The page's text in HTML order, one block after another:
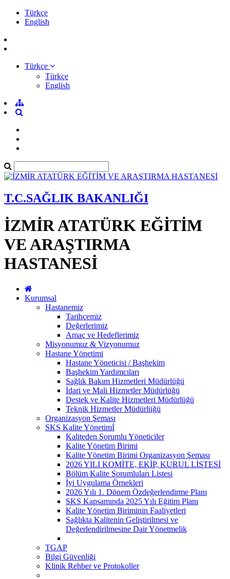
Türkçe
English
Türkçe
Türkçe
English
T.C.SAĞLIK BAKANLIĞI
İZMİR ATATÜRK EĞİTİM
VE ARAŞTIRMA
HASTANESİ
Kurumsal
Hastanemiz
Tarihçemiz
Değerlerimiz
Amaç ve Hedeflerimiz
Misyonumuz & Vizyonumuz
Hastane Yönetimi
Hastane Yöneticisi / Başhekim
Başhekim Yardımcıları
Sağlık Bakım Hizmetleri Müdürlüğü
İdari ve Mali Hizmetler Müdürlüğü
Destek ve Kalite Hizmetleri Müdürlüğü
Teknik Hizmetler Müdürlüğü
Organizasyon Şeması
SKS Kalite Yönetimİ
Kaliteden Sorumlu Yöneticiler
Kalite Yönetim Birimi
Kalite Yönetim Birimi Organizasyon Şeması
2026 YILI KOMİTE, EKİP, KURUL LİSTESİ
Bölüm Kalite Sorumluları Listesi
İyi Uygulama Örnekleri
2026 Yılı 1. Dönem Özdeğerlendirme Planı
SKS Kapsamında 2025 Yılı Eğitim Planı
Kalite Yönetim Biriminin Faaliyetleri
Sağlıkta Kalitenin Geliştirilmesi ve
Değerlendirilmesine Dair Yönetmelik
TGAP
Bilgi Güvenliği
Klinik Rehber ve Protokoller